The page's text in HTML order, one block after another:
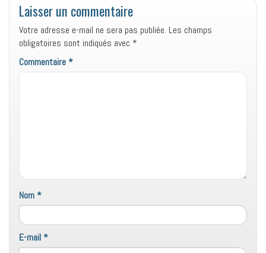
Laisser un commentaire
Votre adresse e-mail ne sera pas publiée. Les champs
obligatoires sont indiqués avec *
Commentaire*
Nom*
E-mail*